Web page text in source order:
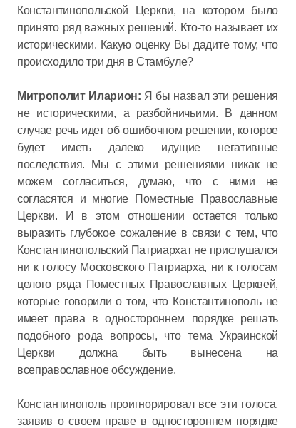
Константинопольской Церкви, на котором было
принято ряд важных решений. Кто-то называет их
историческими. Какую оценку Вы дадите тому, что
происходило три дня в Стамбуле?
Митрополит Иларион: Я бы назвал эти решения
не историческими, а разбойничьими. В данном
случае речь идет об ошибочном решении, которое
будет иметь далеко идущие негативные
последствия. Мы с этими решениями никак не
можем согласиться, думаю, что с ними не
согласятся и многие Поместные Православные
Церкви. И в этом отношении остается только
выразить глубокое сожаление в связи с тем, что
Константинопольский Патриархат не прислушался
ни к голосу Московского Патриарха, ни к голосам
целого ряда Поместных Православных Церквей,
которые говорили о том, что Константинополь не
имеет права в одностороннем порядке решать
подобного рода вопросы, что тема Украинской
Церкви должна быть вынесена на
всеправославное обсуждение.
Константинополь проигнорировал все эти голоса,
заявив о своем праве в одностороннем порядке